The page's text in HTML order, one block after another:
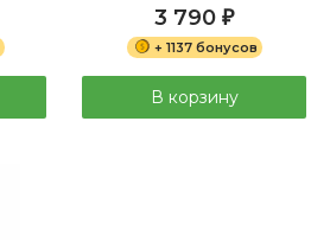
3 790 ₽
+ 1137 бонусов
В корзину